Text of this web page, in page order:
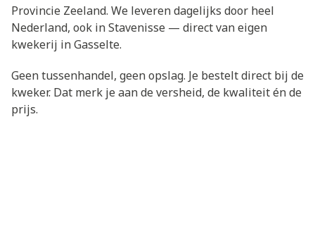
Provincie Zeeland. We leveren dagelijks door heel
Nederland, ook in Stavenisse — direct van eigen
kwekerij in Gasselte.
Geen tussenhandel, geen opslag. Je bestelt direct bij de
kweker. Dat merk je aan de versheid, de kwaliteit én de
prijs.